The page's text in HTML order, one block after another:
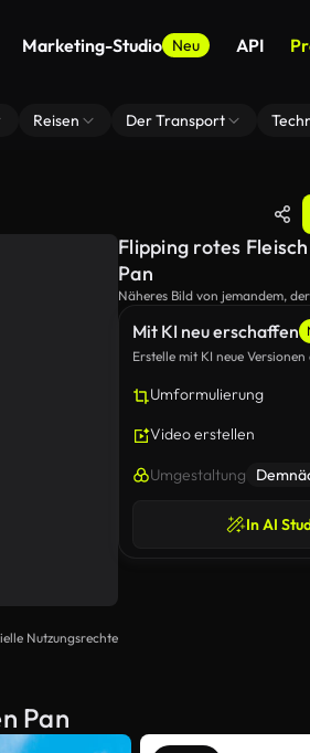
Marketing-Studio Neu API
Reisen Der Transport
Nutzungsrechte
Mit KI neu erschaffen
Erstelle mit KI neue
Umformulierung
Video erstellen
Umgestaltung
In AI
Flipping rotes
Pan
Näheres Bild von jemandem,
Pan